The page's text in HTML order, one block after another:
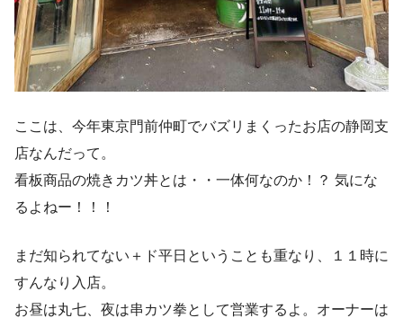
ここは、今年東京門前仲町でバズリまくったお店の静岡支
店なんだって。
看板商品の焼きカツ丼とは・・一体何なのか！？ 気にな
るよねー！！！
まだ知られてない＋ド平日ということも重なり、１１時に
すんなり入店。
お昼は丸七、夜は串カツ拳として営業するよ。オーナーは